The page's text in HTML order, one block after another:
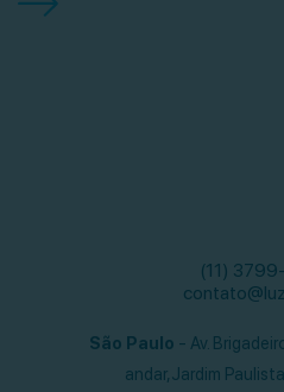
(11)
São Paulo - Av.
andar,Jardim